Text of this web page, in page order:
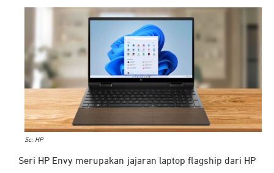
Sc: HP
Seri HP Envy merupakan jajaran laptop flagship dari HP